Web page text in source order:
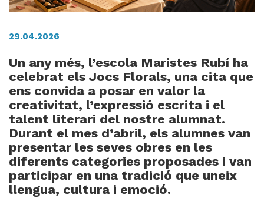
29.04.2026
Un any més, l’escola Maristes Rubí ha
celebrat els Jocs Florals, una cita que
ens convida a posar en valor la
creativitat, l’expressió escrita i el
talent literari del nostre alumnat.
Durant el mes d’abril, els alumnes van
presentar les seves obres en les
diferents categories proposades i van
participar en una tradició que uneix
llengua, cultura i emoció.